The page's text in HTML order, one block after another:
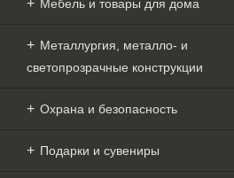
Мебель и товары для дома
Металлургия, металло- и
светопрозрачные конструкции
Охрана и безопасность
Подарки и сувениры